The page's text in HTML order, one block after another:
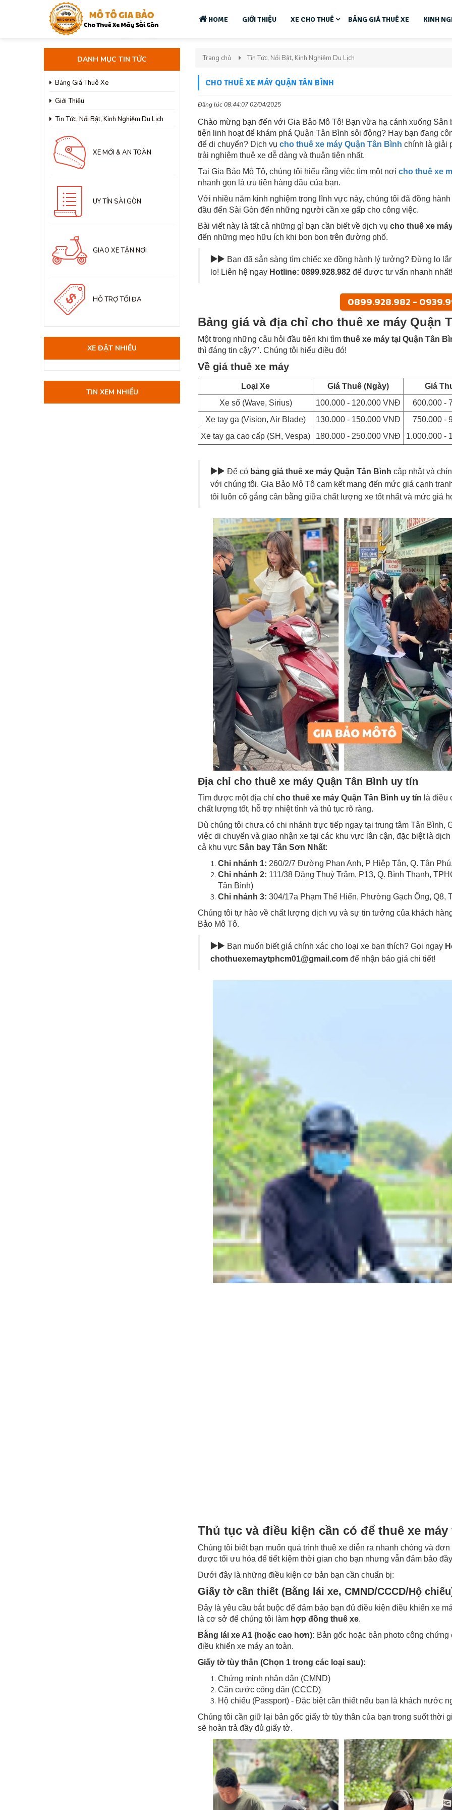
HOME GIỚI THIỆU XE CHO THUÊ BẢNG GIÁ THUÊ XE KINH
DANH MỤC TIN TỨC
Bảng Giá Thuê Xe
Giới Thiệu
Tin Tức, Nổi Bật, Kinh Nghiệm Du Lịch
XE MỚI & AN TOÀN
UY TÍN SÀI GÒN
GIAO XE TẬN NƠI
HỖ TRỢ TỐI ĐA
XE ĐẶT NHIỀU
TIN XEM NHIỀU
Trang chủ Tin Tức, Nổi Bật, Kinh Nghiệm Du Lịch
CHO THUÊ XE MÁY QUẬN TÂN BÌNH
Đăng lúc 08:44:07 02/04/2025
Chào mừng bạn đến với Gia Bảo Mô Tô! Bạn vừa hạ cánh xuống
tiện linh hoạt để khám phá Quận Tân Bình sôi động? Hay bạn đang
để di chuyển? Dịch vụ cho thuê xe máy Quận Tân Bình chính là giải
trải nghiệm thuê xe dễ dàng và thuận tiện nhất.
Tại Gia Bảo Mô Tô, chúng tôi hiểu rằng việc tìm một nơi cho thuê xe
nhanh gọn là ưu tiên hàng đầu của bạn.
Với nhiều năm kinh nghiệm trong lĩnh vực này, chúng tôi đã đồng
đầu đến Sài Gòn đến những người cần xe gấp cho công việc.
Bài viết này là tất cả những gì bạn cần biết về dịch vụ cho thuê xe
đến những mẹo hữu ích khi bon bon trên đường phố.
▶️▶️ Bạn đã sẵn sàng tìm chiếc xe đồng hành lý tưởng? Đừng lo
lo! Liên hệ ngay Hotline: 0899.928.982 để được tư vấn nhanh nhất!
0899.928.982 -
Bảng giá và địa chỉ cho thuê xe máy Quận
Một trong những câu hỏi đầu tiên khi tìm thuê xe máy tại Quận Tân
thì đáng tin cậy?". Chúng tôi hiểu điều đó!
Về giá thuê xe máy
Loại Xe Giá Thuê (Ngày)
Giá
Xe số (Wave, Sirius)
100.000 - 120.000 VNĐ
600.000 -
Xe tay ga (Vision, Air Blade)
130.000 - 150.000 VNĐ
750.000 -
Xe tay ga cao cấp (SH, Vespa)
180.000 - 250.000 VNĐ 1.000.000 -
▶️▶️ Để có bảng giá thuê xe máy Quận Tân Bình cập nhật và
với chúng tôi. Gia Bảo Mô Tô cam kết mang đến mức giá cạnh
tôi luôn cố gắng cân bằng giữa chất lượng xe tốt nhất và mức giá
Địa chỉ cho thuê xe máy Quận Tân Bình uy tín
Tìm được một địa chỉ cho thuê xe máy Quận Tân Bình uy tín là điều
chất lượng tốt, hỗ trợ nhiệt tình và thủ tục rõ ràng.
Dù chúng tôi chưa có chi nhánh trực tiếp ngay tại trung tâm Tân Bình,
việc di chuyển và giao nhận xe tại các khu vực lân cận, đặc biệt là
cả khu vực Sân bay Tân Sơn Nhất:
Chi nhánh 1: 260/2/7 Đường Phan Anh, P Hiệp Tân, Q. Tân
Chi nhánh 2: 111/38 Đặng Thuỳ Trâm, P13, Q. Bình Thạnh,
Tân Bình)
Chi nhánh 3: 304/17a Phạm Thế Hiển, Phường Gạch Ông, Q8,
Chúng tôi tự hào về chất lượng dịch vụ và sự tin tưởng của khách
Bảo Mô Tô.
▶️▶️ Bạn muốn biết giá chính xác cho loại xe bạn thích? Gọi ngay
chothuexemaytphcm01@gmail.com để nhận báo giá chi tiết!
Thủ tục và điều kiện cần có để thuê xe
Chúng tôi biết bạn muốn quá trình thuê xe diễn ra nhanh chóng và
được tối ưu hóa để tiết kiệm thời gian cho bạn nhưng vẫn đảm bảo
Dưới đây là những điều kiện cơ bản bạn cần chuẩn bị:
Giấy tờ cần thiết (Bằng lái xe, CMND/CCCD/Hộ
Đây là yêu cầu bắt buộc để đảm bảo bạn đủ điều kiện điều khiển xe
là cơ sở để chúng tôi làm hợp đồng thuê xe.
Bằng lái xe A1 (hoặc cao hơn): Bản gốc hoặc bản photo công
điều khiển xe máy an toàn.
Giấy tờ tùy thân (Chọn 1 trong các loại sau):
Chứng minh nhân dân (CMND)
Căn cước công dân (CCCD)
Hộ chiếu (Passport) - Đặc biệt cần thiết nếu bạn là khách nước
Chúng tôi cần giữ lại bản gốc giấy tờ tùy thân của bạn trong suốt thời
sẽ hoàn trả đầy đủ giấy tờ.